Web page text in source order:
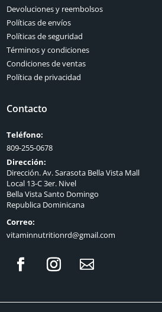
Devoluciones y reembolsos
Políticas de envíos
Políticas de seguridad
Términos y condiciones
Condiciones de ventas
Política de privacidad
Contacto
Teléfono:
809-255-0678
Dirección:
Dirección. Av. Sarasota Bella Vista Mall
Local 13-C 3er. Nivel
Bella Vista Santo Domingo
Republica Dominicana
Correo:
vitaminnutritionrd@gmail.com